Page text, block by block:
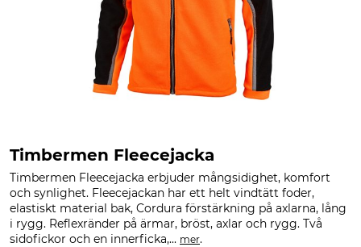
Timbermen Fleecejacka
Timbermen Fleecejacka erbjuder mångsidighet, komfort
och synlighet. Fleecejackan har ett helt vindtätt foder,
elastiskt material bak, Cordura förstärkning på axlarna, lång
i rygg. Reflexränder på ärmar, bröst, axlar och rygg. Två
sidofickor och en innerficka,... mer.